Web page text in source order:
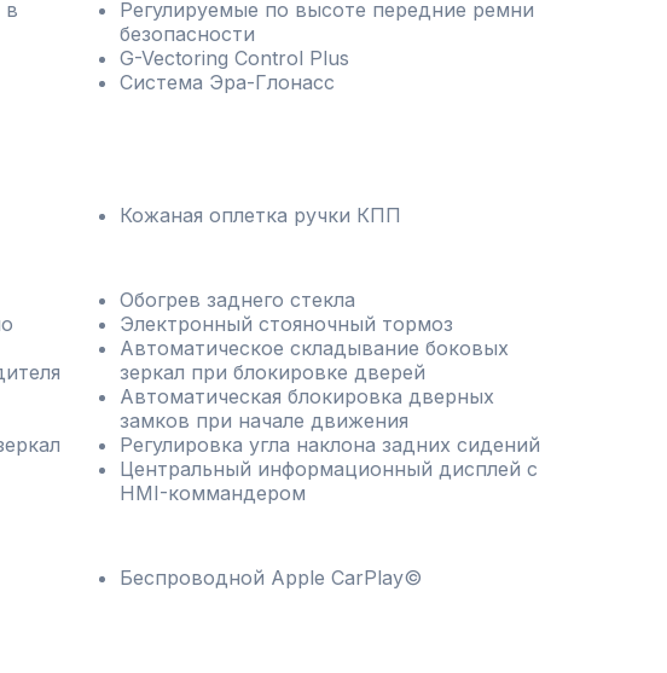
в
Регулируемые по высоте передние ремни
безопасности
G-Vectoring Control Plus
Система Эра-Глонасс
Кожаная оплетка ручки КПП
Обогрев заднего стекла
Электронный стояночный тормоз
Автоматическое складывание боковых
зеркал при блокировке дверей
Автоматическая блокировка дверных
замков при начале движения
Регулировка угла наклона задних сидений
Центральный информационный дисплей с
HMI-коммандером
Беспроводной Apple CarPlay©